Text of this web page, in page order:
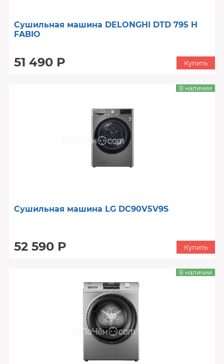
Сушильная машина DELONGHI DTD 795 H
FABIO
51 490 Р Купить
Сушильная машина LG DC90V5V9S
52 590 Р
В наличии
Купить
В наличии